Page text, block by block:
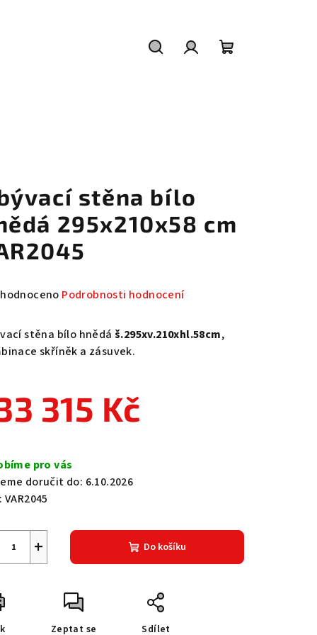
stěna bílo
295x210x58 cm
Podrobnosti hodnocení
stěna bílo hnědá š.295xv.210xhl.58cm,
skříněk a zásuvek.
315 Kč
pro vás
doručit do: 6.10.2026
VAR2045
+ Do košíku
Zeptat se Sdílet